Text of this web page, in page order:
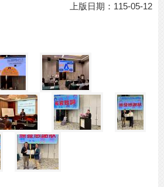
上版日期：115-05-12